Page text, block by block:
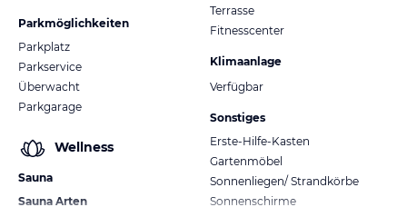
Parkmöglichkeiten
Parkplatz
Parkservice
Überwacht
Parkgarage
Wellness
Sauna
Sauna Arten
Terrasse
Fitnesscenter
Klimaanlage
Verfügbar
Sonstiges
Erste-Hilfe-Kasten
Gartenmöbel
Sonnenliegen/ Strandkörbe
Sonnenschirme